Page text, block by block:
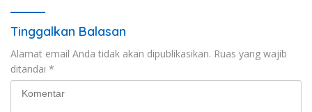
Tinggalkan Balasan
Alamat email Anda tidak akan dipublikasikan. Ruas yang wajib
ditandai *